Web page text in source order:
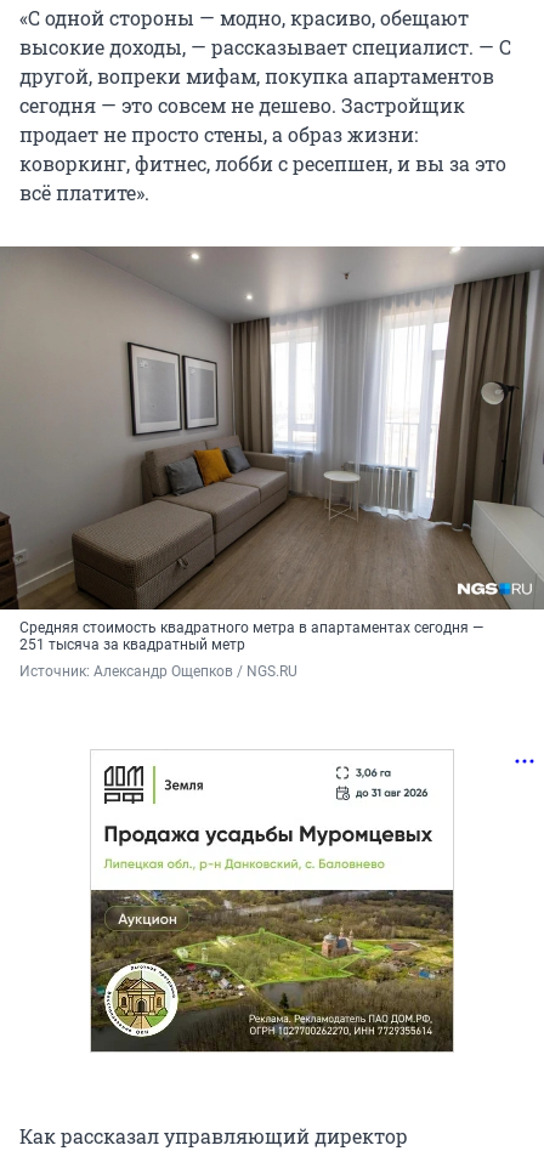
«С одной стороны — модно, красиво, обещают
высокие доходы, — рассказывает специалист. — С
другой, вопреки мифам, покупка апартаментов
сегодня — это совсем не дешево. Застройщик
продает не просто стены, а образ жизни:
коворкинг, фитнес, лобби с ресепшен, и вы за это
всё платите».
Средняя стоимость квадратного метра в апартаментах сегодня —
251 тысяча за квадратный метр
Источник: Александр Ощепков / NGS.RU
Как рассказал управляющий директор